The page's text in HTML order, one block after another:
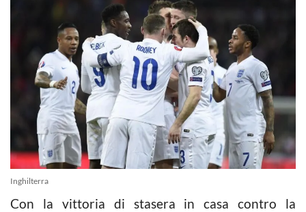
Inghilterra
Con la vittoria di stasera in casa contro la